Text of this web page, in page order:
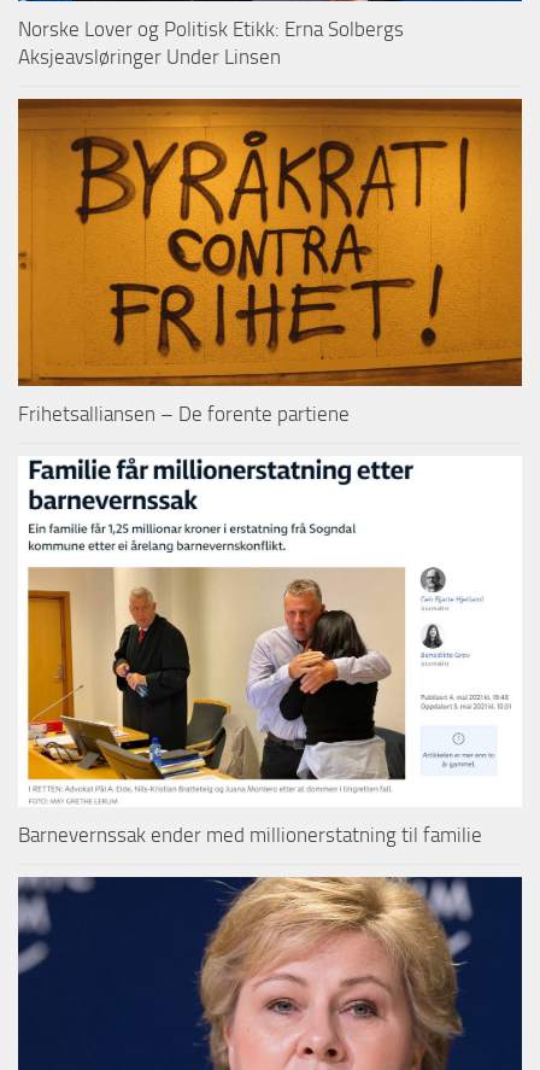
Norske Lover og Politisk Etikk: Erna Solbergs
Aksjeavsløringer Under Linsen
Frihetsalliansen – De forente partiene
Barnevernssak ender med millionerstatning til familie